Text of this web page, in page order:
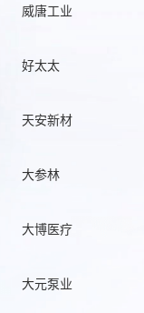
威唐工业
好太太
天安新材
大参林
大博医疗
大元泵业